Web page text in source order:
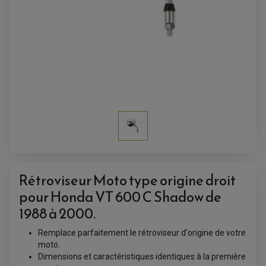
BAGAGERIE
ACCESSOIRES ANODISES POUR QUAD
BOUCHON DE RÉSERVOIR QUAD
PROTÈGE-MAINS
PONTETS / REHAUSSES DE GUIDON
REPOSE PIED QUAD
COFFRE / TOP CASE QUAD
TREUIL ET ATTELAGE QUAD-SSV
ÉQUIPEMENT ÉLECTRIQUE
ACCESSOIRES ÉLECTRIQUE ENDURO
PLAQUE PHARE
Rétroviseur Moto type origine droit
pour Honda VT 600 C Shadow de
1988 à 2000.
Remplace parfaitement le rétroviseur d'origine de votre
moto.
Dimensions et caractéristiques identiques à la première